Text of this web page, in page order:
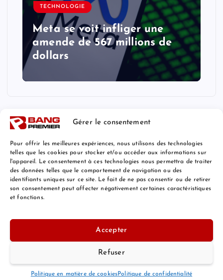
Gérer le consentement
Pour offrir les meilleures expériences, nous utilisons des technologies
telles que les cookies pour stocker et/ou accéder aux informations sur
l'appareil. Le consentement à ces technologies nous permettra de traiter
des données telles que le comportement de navigation ou des
identifiants uniques sur ce site. Le fait de ne pas consentir ou de retirer
son consentement peut affecter négativement certaines caractéristiques
et fonctions.
Accepter
Refuser
Politique en matière de cookiesPolitique de confidentialité
TECHNOLOGIE
Meta se voit infliger une
amende de 567 millions de
dollars
Mentions Légales